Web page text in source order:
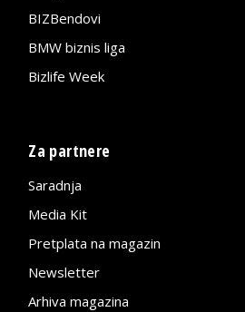
BIZBendovi
BMW biznis liga
Bizlife Week
Za partnere
Saradnja
Media Kit
Pretplata na magazin
Newsletter
Arhiva magazina